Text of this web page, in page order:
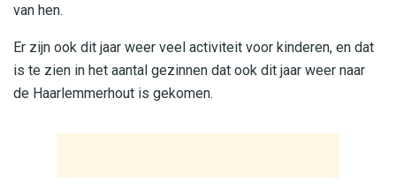
van hen.
Er zijn ook dit jaar weer veel activiteit voor kinderen, en dat
is te zien in het aantal gezinnen dat ook dit jaar weer naar
de Haarlemmerhout is gekomen.